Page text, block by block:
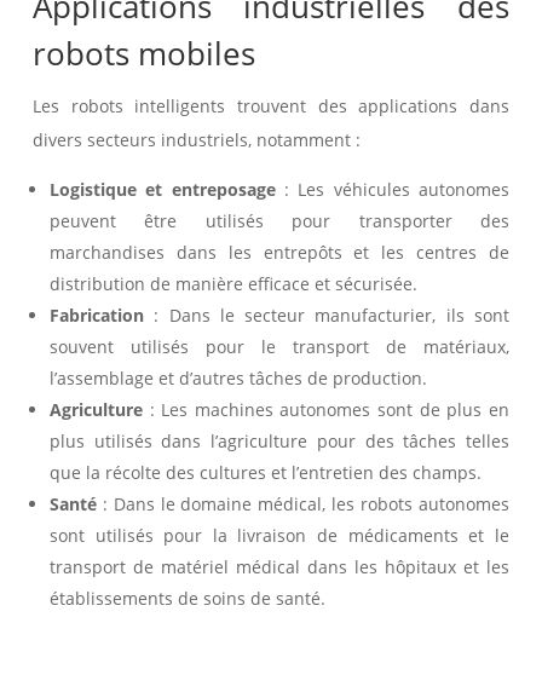
robots mobiles
Les robots intelligents trouvent des applications dans
divers secteurs industriels, notamment :
Logistique et entreposage: Les véhicules autonomes
peuvent être utilisés pour transporter des
marchandises dans les entrepôts et les centres de
distribution de manière efficace et sécurisée.
Fabrication: Dans le secteur manufacturier, ils sont
souvent utilisés pour le transport de matériaux,
l’assemblage et d’autres tâches de production.
Agriculture: Les machines autonomes sont de plus en
plus utilisés dans l’agriculture pour des tâches telles
que la récolte des cultures et l’entretien des champs.
Santé: Dans le domaine médical, les robots autonomes
sont utilisés pour la livraison de médicaments et le
transport de matériel médical dans les hôpitaux et les
établissements de soins de santé.